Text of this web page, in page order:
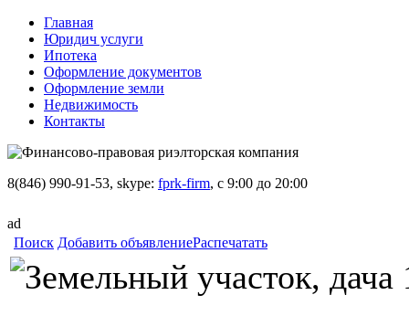
Главная
Юридич услуги
Ипотека
Оформление документов
Оформление земли
Недвижимость
Контакты
8(846) 990-91-53, skype: fprk-firm, с 9:00 до 20:00
ad
Поиск Добавить объявлениеРаспечатать